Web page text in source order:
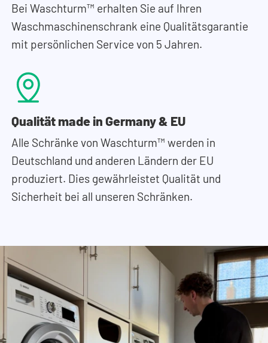
Bei Waschturm™ erhalten Sie auf Ihren
Waschmaschinenschrank eine Qualitätsgarantie
mit persönlichen Service von 5 Jahren.
Qualität made in Germany & EU
Alle Schränke von Waschturm™ werden in
Deutschland und anderen Ländern der EU
produziert. Dies gewährleistet Qualität und
Sicherheit bei all unseren Schränken.